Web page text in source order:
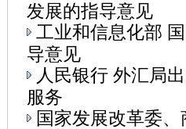
发展的指导意见
工业和信息化部
导意见
人民银行 外汇局
服务
国家发展改革委